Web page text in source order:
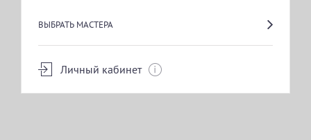
ВЫБРАТЬ МАСТЕРА
Личный кабинет